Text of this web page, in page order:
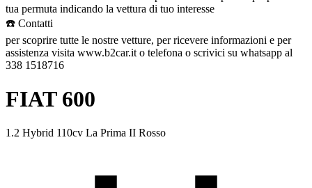
tua permuta indicando la vettura di tuo interesse
☎️ Contatti
per scoprire tutte le nostre vetture, per ricevere informazioni e per
assistenza visita www.b2car.it o telefona o scrivici su whatsapp al
338 1518716
FIAT 600
1.2 Hybrid 110cv La Prima II Rosso